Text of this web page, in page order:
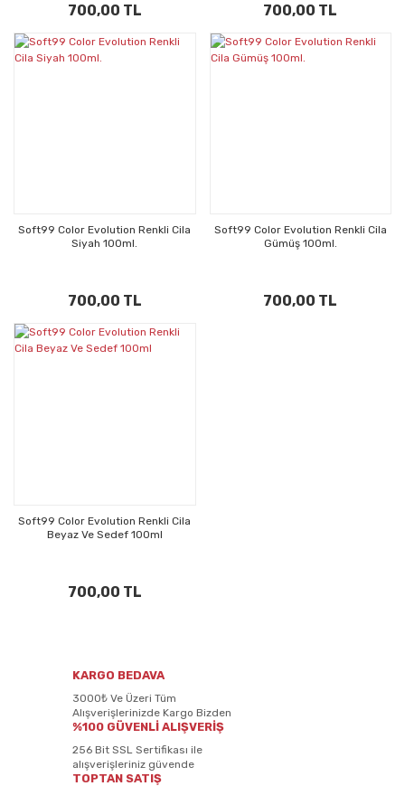
700,00 TL 700,00 TL
Soft99 Color Evolution Renkli Cila
Siyah 100ml.
700,00 TL
Soft99 Color Evolution Renkli Cila
Gümüş 100ml.
700,00 TL
Soft99 Color Evolution Renkli Cila
Beyaz Ve Sedef 100ml
700,00 TL
KARGO BEDAVA
3000₺ Ve Üzeri Tüm
Alışverişlerinizde Kargo Bizden
%100 GÜVENLİ ALIŞVERİŞ
256 Bit SSL Sertifikası ile
alışverişleriniz güvende
TOPTAN SATIŞ